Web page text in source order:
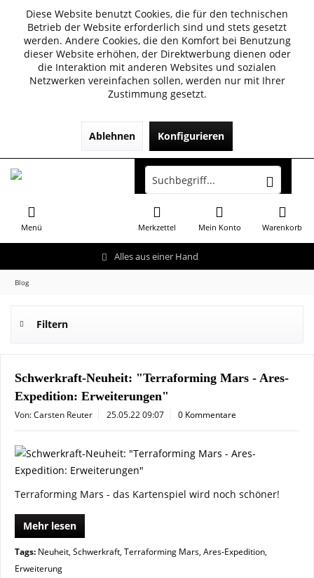
Diese Website benutzt Cookies, die für den technischen
Betrieb der Website erforderlich sind und stets gesetzt
werden. Andere Cookies, die den Komfort bei Benutzung
dieser Website erhöhen, der Direktwerbung dienen oder
die Interaktion mit anderen Websites und sozialen
Netzwerken vereinfachen sollen, werden nur mit Ihrer
Zustimmung gesetzt.
Ablehnen Konfigurieren
Alles aus einer Hand
Menü Warenkorb
Merkzettel Mein Konto
Blog
Filtern
Schwerkraft-Neuheit: "Terraforming Mars - Ares-
Expedition: Erweiterungen"
Von: Carsten Reuter 25.05.22 09:07 0 Kommentare
Terraforming Mars - das Kartenspiel wird noch schöner!
Mehr lesen
Tags: Neuheit, Schwerkraft, Terraforming Mars, Ares-Expedition,
Erweiterung